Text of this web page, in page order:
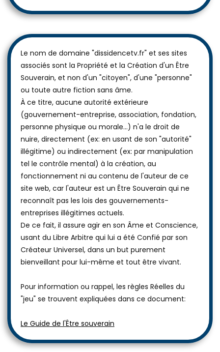
Le nom de domaine "dissidencetv.fr" et ses sites
associés sont la Propriété et la Création d'un Être
Souverain, et non d'un "citoyen", d'une "personne"
ou toute autre fiction sans âme.
À ce titre, aucune autorité extérieure
(gouvernement-entreprise, association, fondation,
personne physique ou morale...) n'a le droit de
nuire, directement (ex: en usant de son "autorité"
illégitime) ou indirectement (ex: par manipulation
tel le contrôle mental) à la création, au
fonctionnement ni au contenu de l'auteur de ce
site web, car l'auteur est un Être Souverain qui ne
reconnaît pas les lois des gouvernements-
entreprises illégitimes actuels.
De ce fait, il assure agir en son Âme et Conscience,
usant du Libre Arbitre qui lui a été Confié par son
Créateur Universel, dans un but purement
bienveillant pour lui-même et tout être vivant.
Pour information ou rappel, les règles Réelles du
"jeu" se trouvent expliquées dans ce document:
Le Guide de l'Être souverain